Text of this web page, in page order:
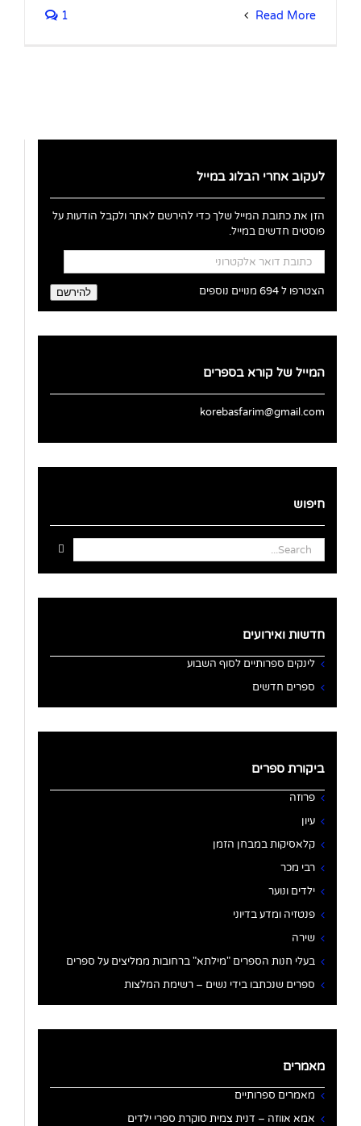
Read More
1
לעקוב אחרי הבלוג במייל
הזן את כתובת המייל שלך כדי להירשם לאתר ולקבל הודעות על
פוסטים חדשים במייל.
כתובת
דואר
אלקטרוני
להירשם הצטרפו ל 694 מנויים נוספים
המייל של קורא בספרים
korebasfarim@gmail.com
חיפוש
Search
for:
חדשות ואירועים
לינקים ספרותיים לסוף השבוע
ספרים חדשים
ביקורת ספרים
פרוזה
עיון
קלאסיקות במבחן הזמן
רבי מכר
ילדים ונוער
פנטזיה ומדע בדיוני
שירה
בעלי חנות הספרים "מילתא" ברחובות ממליצים על ספרים
ספרים שנכתבו בידי נשים – רשימת המלצות
מאמרים
מאמרים ספרותיים
אמא אווזה – דנית צמית סוקרת ספרי ילדים